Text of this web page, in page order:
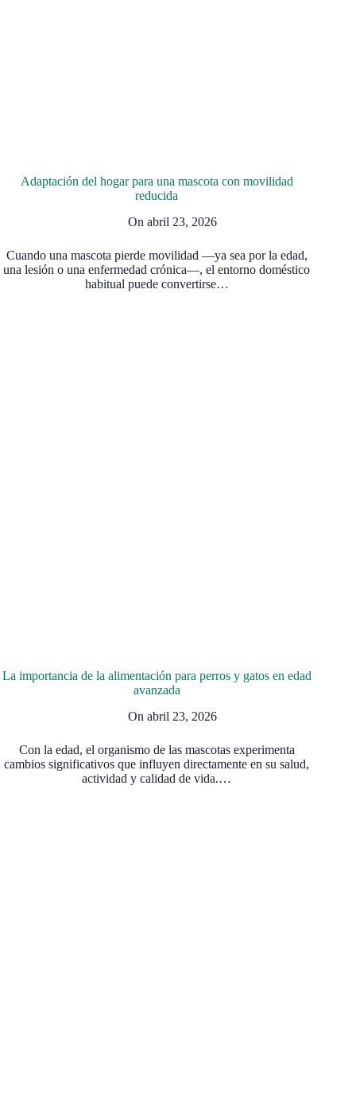
Adaptación del hogar para una mascota con movilidad
reducida
On abril 23, 2026
Cuando una mascota pierde movilidad —ya sea por la edad,
una lesión o una enfermedad crónica—, el entorno doméstico
habitual puede convertirse…
La importancia de la alimentación para perros y gatos en edad
avanzada
On abril 23, 2026
Con la edad, el organismo de las mascotas experimenta
cambios significativos que influyen directamente en su salud,
actividad y calidad de vida.…